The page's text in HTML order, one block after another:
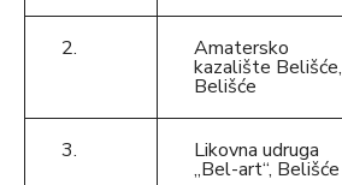
2. Amatersko
kazalište Belišće,
Belišće
3. Likovna udruga
„Bel-art“, Belišće